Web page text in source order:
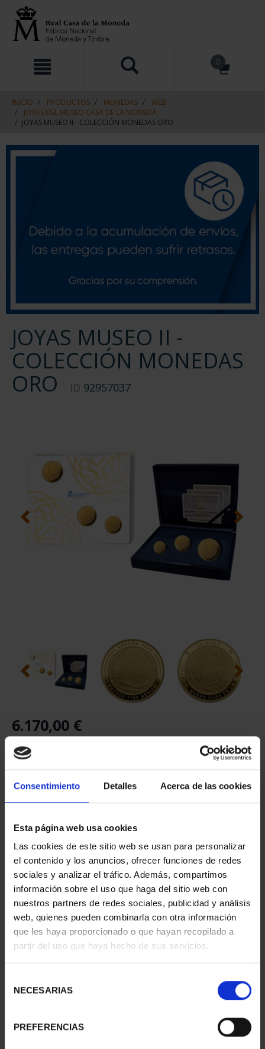
Consentimiento Detalles Acerca de las cookies
Esta página web usa cookies
Las cookies de este sitio web se usan para personalizar
el contenido y los anuncios, ofrecer funciones de redes
sociales y analizar el tráfico. Además, compartimos
información sobre el uso que haga del sitio web con
nuestros partners de redes sociales, publicidad y análisis
web, quienes pueden combinarla con otra información
que les haya proporcionado o que hayan recopilado a
partir del uso que haya hecho de sus servicios.
NECESARIAS
PREFERENCIAS
contenido
navegacin
0
INICIO PRODUCTOS MONEDAS
WEB
JOYAS DEL MUSEO CASA DE LA MONEDA
JOYAS MUSEO II - COLECCIÓN MONEDAS ORO
JOYAS MUSEO II -
COLECCIÓN MONEDAS
ORO ID 92957037
6.170,00 €
¡EXENTO DE IVA!
AÑADIR A LA CESTA
Compartir
En 2023 se inició una nueva serie de monedas de colección
denominada «Joyas del Museo Casa de la Moneda». En este
año 2025 la Real Casa de la Moneda pone en circulación la
segunda serie de estas joyas numismáticas, que se pueden
Esta colección consta de las tres monedas de oro elegidas
1 escudo 1780 Carlos III acuñada en la CECA de México.